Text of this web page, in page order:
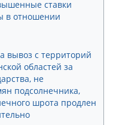
ставки
в отношении
вывоз с территорий
областей за
не
подсолнечника,
шрота продлен